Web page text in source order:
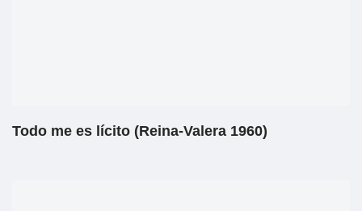
Todo me es lícito (Reina-Valera 1960)